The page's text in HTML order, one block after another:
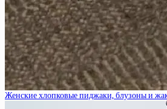
Женские хлопковые пиджаки, блузоны и